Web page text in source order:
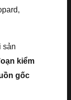
sản
kiểm
gốc